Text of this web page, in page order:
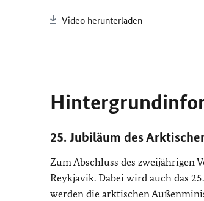
Video herunterladen
25. Jubiläum des
Zum Abschluss des zweijährigen
Reykjavik. Dabei wird auch das
werden die arktischen